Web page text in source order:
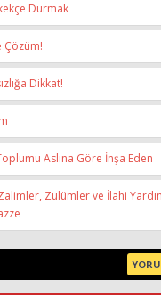
Durmak
Çözüm!
Dikkat!
Aslına Göre İnşa Eden
Zulümler ve İlahi